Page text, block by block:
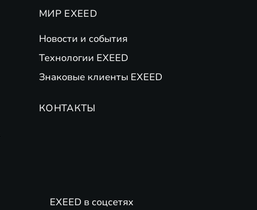
МИР EXEED
Новости и события
Технологии EXEED
Знаковые клиенты EXEED
КОНТАКТЫ
EXEED в соцсетях